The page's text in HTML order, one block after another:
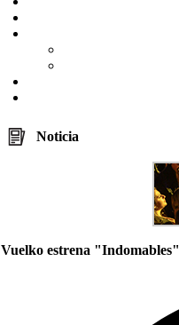
Noticia
Vuelko estrena "Indomables"